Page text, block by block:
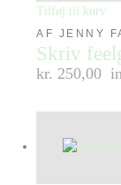
Tilføj til kurv
AF JENNY
Skriv
kr. 250,00